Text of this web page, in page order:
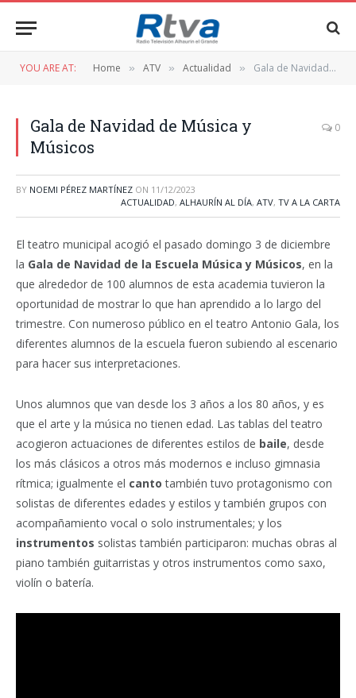
YOU ARE AT: Home » ATV » Actualidad » Gala de Navidad de Música y Músicos
Gala de Navidad de Música y
Músicos
0
BY NOEMI PÉREZ MARTÍNEZ ON 11/12/2023
ACTUALIDAD, ALHAURÍN AL DÍA, ATV, TV A LA CARTA
El teatro municipal acogió el pasado domingo 3 de diciembre
la Gala de Navidad de la Escuela Música y Músicos, en la
que alrededor de 100 alumnos de esta academia tuvieron la
oportunidad de mostrar lo que han aprendido a lo largo del
trimestre. Con numeroso público en el teatro Antonio Gala, los
diferentes alumnos de la escuela fueron subiendo al escenario
para hacer sus interpretaciones.
Unos alumnos que van desde los 3 años a los 80 años, y es
que el arte y la música no tienen edad. Las tablas del teatro
acogieron actuaciones de diferentes estilos de baile, desde
los más clásicos a otros más modernos e incluso gimnasia
rítmica; igualmente el canto también tuvo protagonismo con
solistas de diferentes edades y estilos y también grupos con
acompañamiento vocal o solo instrumentales; y los
instrumentos solistas también participaron: muchas obras al
piano también guitarristas y otros instrumentos como saxo,
violín o batería.